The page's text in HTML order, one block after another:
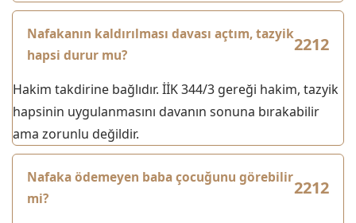
Nafakanın kaldırılması davası açtım, tazyik
hapsi durur mu?
Hakim takdirine bağlıdır. İİK 344/3 gereği hakim, tazyik
hapsinin uygulanmasını davanın sonuna bırakabilir
ama zorunlu değildir.
Nafaka ödemeyen baba çocuğunu görebilir
mi?